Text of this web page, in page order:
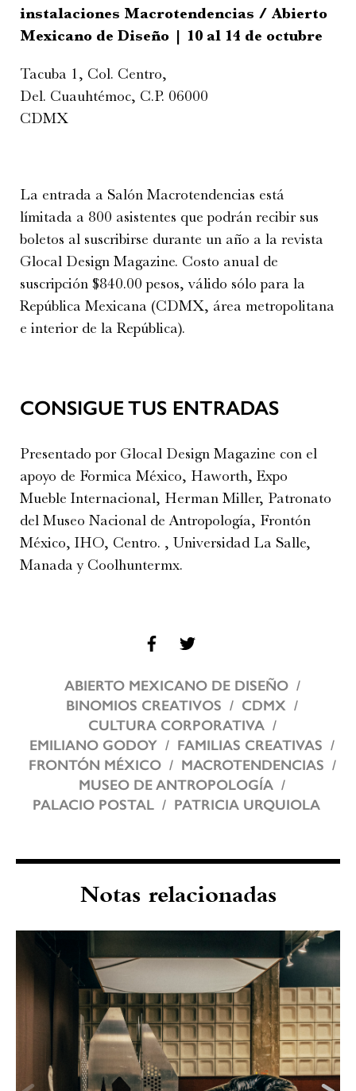
instalaciones Macrotendencias / Abierto
Mexicano de Diseño | 10 al 14 de octubre
Tacuba 1, Col. Centro,
Del. Cuauhtémoc, C.P. 06000
CDMX
La entrada a Salón Macrotendencias está
límitada a 800 asistentes que podrán recibir sus
boletos al suscribirse durante un año a la revista
Glocal Design Magazine. Costo anual de
suscripción $840.00 pesos, válido sólo para la
República Mexicana (CDMX, área metropolitana
e interior de la República).
CONSIGUE TUS ENTRADAS
Presentado por Glocal Design Magazine con el
apoyo de Formica México, Haworth, Expo
Mueble Internacional, Herman Miller, Patronato
del Museo Nacional de Antropología, Frontón
México, IHO, Centro. , Universidad La Salle,
Manada y Coolhuntermx.
ABIERTO MEXICANO DE DISEÑO
BINOMIOS CREATIVOS
CDMX
CULTURA CORPORATIVA
EMILIANO GODOY
FAMILIAS CREATIVAS
FRONTÓN MÉXICO
MACROTENDENCIAS
MUSEO DE ANTROPOLOGÍA
PALACIO POSTAL
PATRICIA URQUIOLA
Notas relacionadas